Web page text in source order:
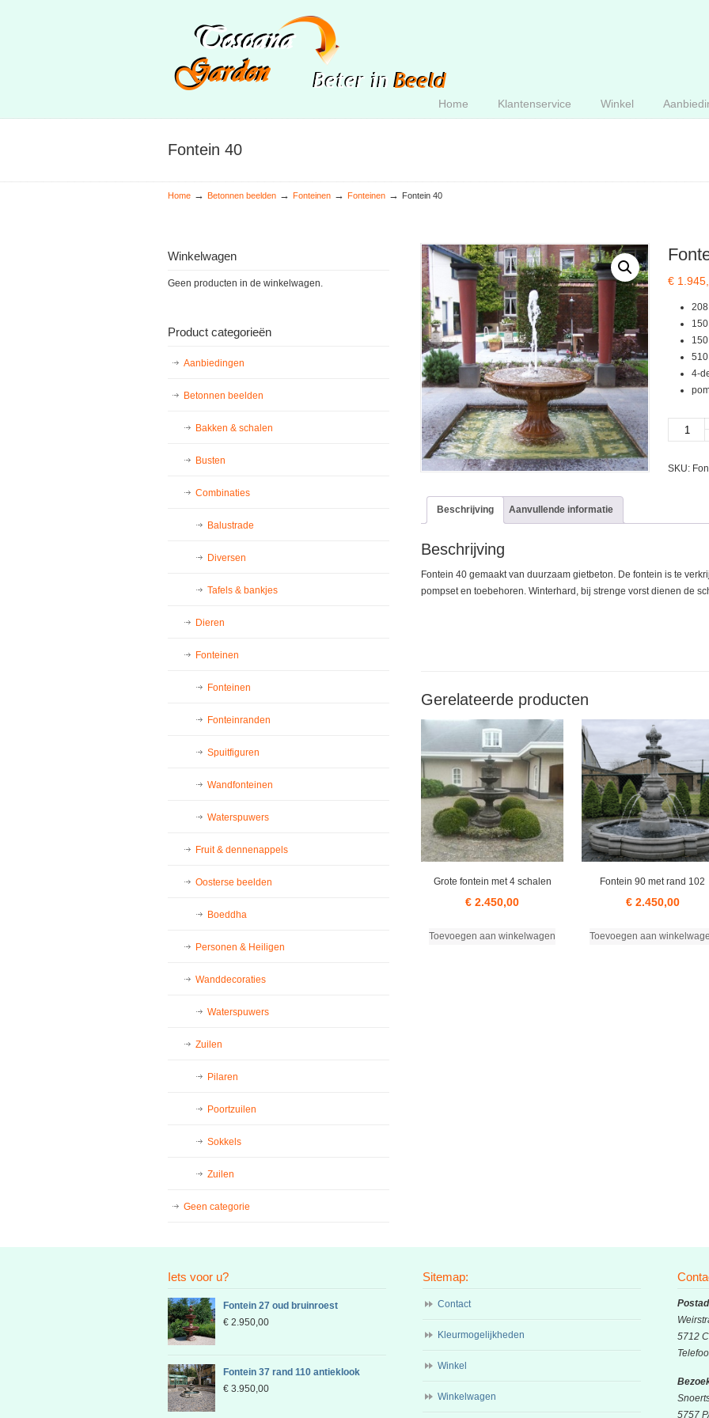
Home Klantenservice Winkel
Fontein 40
Home → Betonnen beelden → Fonteinen → Fonteinen → Fontein 40
€
4-
Fontein
40
SKU:
Beschrijving Aanvullende informatie
Beschrijving
Fontein 40 gemaakt van duurzaam gietbeton. De fontein is te
pompset en toebehoren. Winterhard, bij strenge vorst dienen de
Gerelateerde producten
Grote fontein met 4 schalen
€ 2.450,00
Toevoegen aan winkelwagen
Fontein 90 met rand 102
€2.450,00
Toevoegen aan
Winkelwagen
Geen producten in de winkelwagen.
Product categorieën
Aanbiedingen
Betonnen beelden
Bakken & schalen
Busten
Combinaties
Balustrade
Diversen
Tafels & bankjes
Dieren
Fonteinen
Fonteinen
Fonteinranden
Spuitfiguren
Wandfonteinen
Waterspuwers
Fruit & dennenappels
Oosterse beelden
Boeddha
Personen & Heiligen
Wanddecoraties
Waterspuwers
Zuilen
Pilaren
Poortzuilen
Sokkels
Zuilen
Geen categorie
Iets voor u?
Fontein 27 oud bruinroest
€ 2.950,00
Fontein 37 rand 110 antieklook
€ 3.950,00
Sitemap:
Contact
Kleurmogelijkheden
Winkel
Winkelwagen
5712
5757